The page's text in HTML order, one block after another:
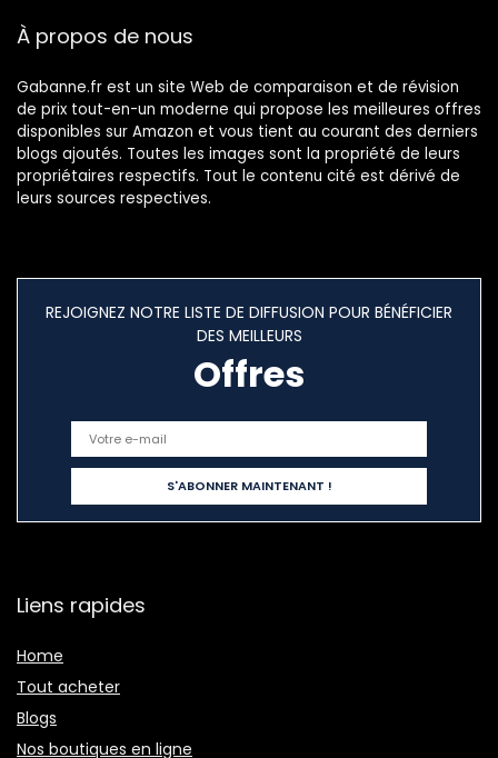
À propos de nous
Gabanne.fr est un site Web de comparaison et de révision
de prix tout-en-un moderne qui propose les meilleures offres
disponibles sur Amazon et vous tient au courant des derniers
blogs ajoutés. Toutes les images sont la propriété de leurs
propriétaires respectifs. Tout le contenu cité est dérivé de
leurs sources respectives.
REJOIGNEZ NOTRE LISTE DE DIFFUSION POUR BÉNÉFICIER
DES MEILLEURS
Offres
Liens rapides
Home
Tout acheter
Blogs
Nos boutiques en ligne